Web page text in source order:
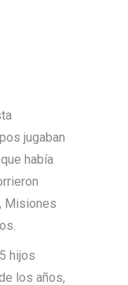
jugaban
había
Misiones
hijos
los años,